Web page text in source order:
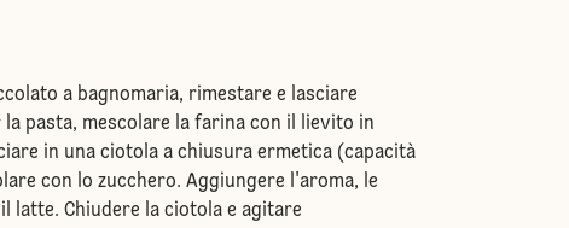
a bagnomaria, rimestare e lasciare
la pasta, mescolare la farina con il lievito in
in una ciotola a chiusura ermetica (capacità
con lo zucchero. Aggiungere l'aroma, le
latte. Chiudere la ciotola e agitare